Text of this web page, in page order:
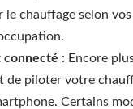
le chauffage selon
connecté : Encore
de piloter votre
Certains